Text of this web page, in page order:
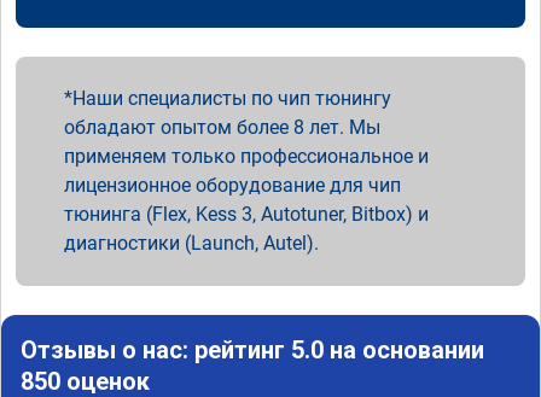
Наши специалисты по чип тюнингу
обладают опытом более 8 лет. Мы
применяем только профессиональное и
лицензионное оборудование для чип
тюнинга (Flex, Kess 3, Autotuner, Bitbox) и
диагностики (Launch, Autel).
Отзывы о нас: рейтинг 5.0 на основании
850 оценок